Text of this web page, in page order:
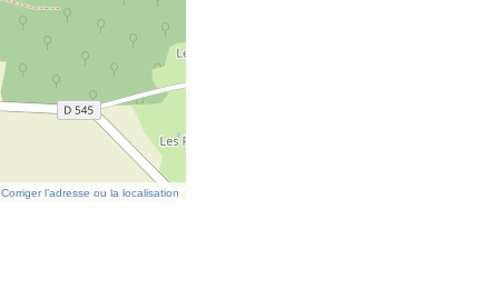
Corriger l’adresse ou la localisation